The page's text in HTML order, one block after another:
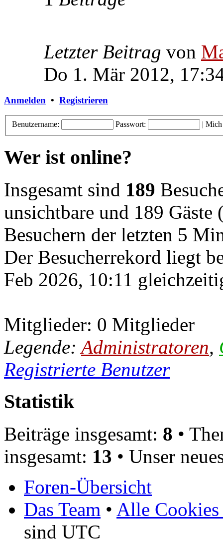
Letzter Beitrag von
Do 1. Mär 2012,
Anmelden • Registrieren
Benutzername: Passwort: | Mich
Wer ist online?
Insgesamt sind 189
unsichtbare und 189 Gäste
Besuchern der letzten 5
Der Besucherrekord liegt
Feb 2026, 10:11
Mitglieder: 0 Mitglieder
Legende: Administratoren,
Registrierte Benutzer
Statistik
Beiträge insgesamt: 8 •
insgesamt: 13 • Unser
Foren-Übersicht
Das Team • Alle Cookies
sind UTC